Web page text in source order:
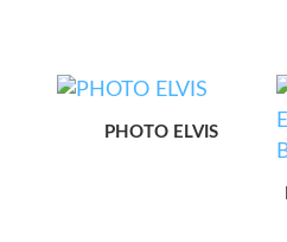
PHOTO ELVIS